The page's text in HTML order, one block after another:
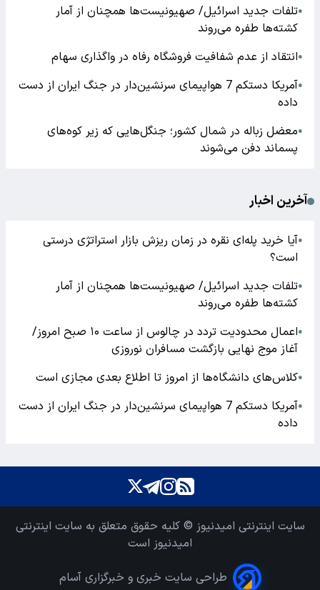
●تلفات جدید اسرائیل/ صهیونیست‌ها همچنان از آمار
کشته‌ها طفره می‌روند
●انتقاد از عدم شفافیت فروشگاه رفاه در واگذاری سهام
●
آمریکا دستکم 7 هواپیمای سرنشین‌دار در جنگ ایران از دست
داده
●معضل زباله در شمال کشور؛ جنگل‌هایی که زیر کوه‌های
پسماند دفن می‌شوند
آخرین اخبار
●آیا خرید پله‌ای نقره در زمان ریزش بازار استراتژی درستی
است؟
●تلفات جدید اسرائیل/ صهیونیست‌ها همچنان از آمار
کشته‌ها طفره می‌روند
●
اعمال محدودیت تردد در چالوس از ساعت ۱۰ صبح امروز/
آغاز موج نهایی بازگشت مسافران نوروزی
●کلاس‌های دانشگاه‌ها از امروز تا اطلاع بعدی مجازی است
●
آمریکا دستکم 7 هواپیمای سرنشین‌دار در جنگ ایران از دست
داده
سایت اینترنتی امیدنیوز © کلیه حقوق متعلق به سایت اینترنتی
امیدنیوز است
طراحی سایت خبری و خبرگزاری آسام